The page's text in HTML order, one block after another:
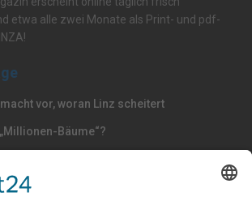
etwa alle zwei Monate als Print- und pdf-
vor, woran Linz scheitert
Bäume“?
senken“